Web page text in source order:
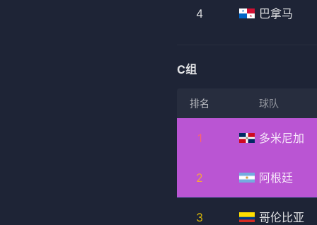
4 巴拿马
C组
排名 球队
1 多米尼加
2 阿根廷
3 哥伦比亚